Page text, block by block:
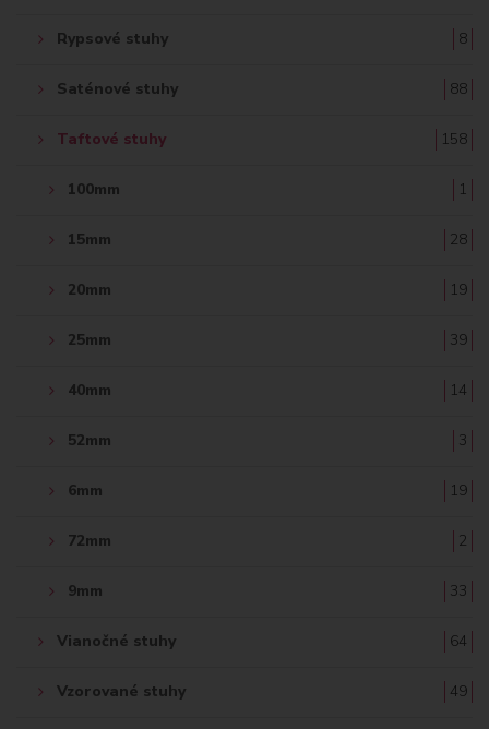
Rypsové stuhy 8
Saténové stuhy 88
Taftové stuhy 158
100mm 1
15mm 28
20mm 19
25mm 39
40mm 14
52mm 3
6mm 19
72mm 2
9mm 33
Vianočné stuhy 64
Vzorované stuhy 49